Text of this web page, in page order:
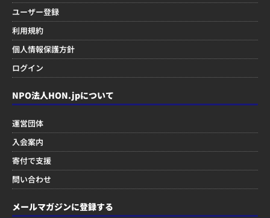
ユーザー登録
利用規約
個人情報保護方針
ログイン
NPO法人HON.jpについて
運営団体
入会案内
寄付で支援
問い合わせ
メールマガジンに登録する